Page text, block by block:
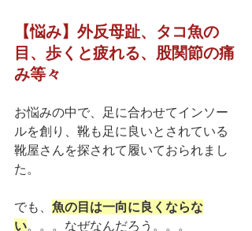
【悩み】外反母趾、タコ魚の
目、歩くと疲れる、股関節の痛
み等々
お悩みの中で、足に合わせてインソー
ルを創り、靴も足に良いとされている
靴屋さんを探されて履いておられまし
た。
でも、 魚の目は一向に良くならな
い。。。なぜなんだろう。。。